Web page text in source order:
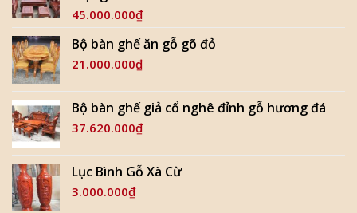
45.000.000₫
Bộ bàn ghế ăn gỗ gõ đỏ
21.000.000₫
Bộ bàn ghế giả cổ nghê đỉnh gỗ hương đá
37.620.000₫
Lục Bình Gỗ Xà Cừ
3.000.000₫